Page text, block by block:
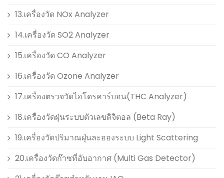
13.เครื่องวัด NOx Analyzer
14.เครื่องวัด SO2 Analyzer
15.เครื่องวัด CO Analyzer
16.เครื่องวัด Ozone Analyzer
17.เครื่องตรวจวัดไฮโดรคาร์บอน(THC Analyzer)
18.เครื่องวัดฝุ่นระบบตัวเลขดิจิตอล (Beta Ray)
19.เครื่องวัดปริมาณฝุ่นละอองระบบ Light Scattering
20.เครื่องวัดก๊าซที่อับอากาศ (Multi Gas Detector)